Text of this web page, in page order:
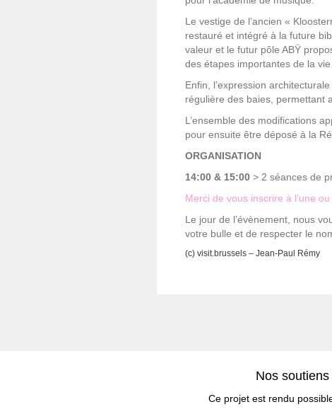
Le vestige de l’ancien «
restauré et intégré à la future
valeur et le futur pôle ABŸ
des étapes importantes de la vie
Enfin, l’expression
régulière des baies, permettant
L’ensemble des modifications
pour ensuite être déposé à la
ORGANISATION
14:00 & 15:00 > 2 séances de
Merci de vous inscrire à l’une
Le jour de l’évènement, nous
votre bulle et de respecter le
(c) visit.brussels – Jean-Paul Rémy
Nos soutiens
Ce projet est rendu